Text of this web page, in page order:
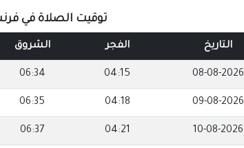
توقيت الصلاة في
التاريخ الفجر الشروق
08-08-2026
04:15
06:34
09-08-2026
04:18
06:35
10-08-2026
04:21
06:37